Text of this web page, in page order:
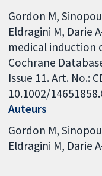
Gordon M,
Eldragini M, Darie
medical induction
Cochrane
Issue 11. Art. No.:
10.1002/
Auteurs
Gordon M
Eldragini M Darie